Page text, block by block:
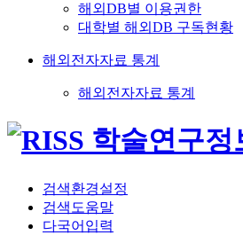
해외DB별 이용권한
대학별 해외DB 구독현황
해외전자자료 통계
해외전자자료 통계
검색환경설정
검색도움말
다국어입력